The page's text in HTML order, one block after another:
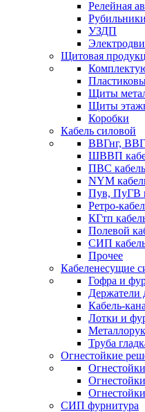
Релейная
УЗДП
Щитовая
Щиты
Щиты
Коробки
Кабель силовой
ВВГнг,
ШВВП
ПВС кабель
NYM
Пув, ПуГВ
Ретро-
КГтп
Полевой
СИП
Прочее
Кабеленесущие
Гофра и
Держатели
Кабель-
Лотки и
Труба
Огнестойкие
СИП фурнитура